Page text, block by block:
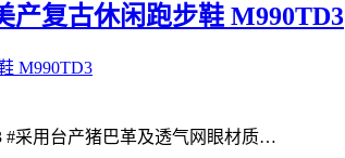
产复古休闲跑步鞋 M990TD3
#采用台产猪巴革及透气网眼材质…